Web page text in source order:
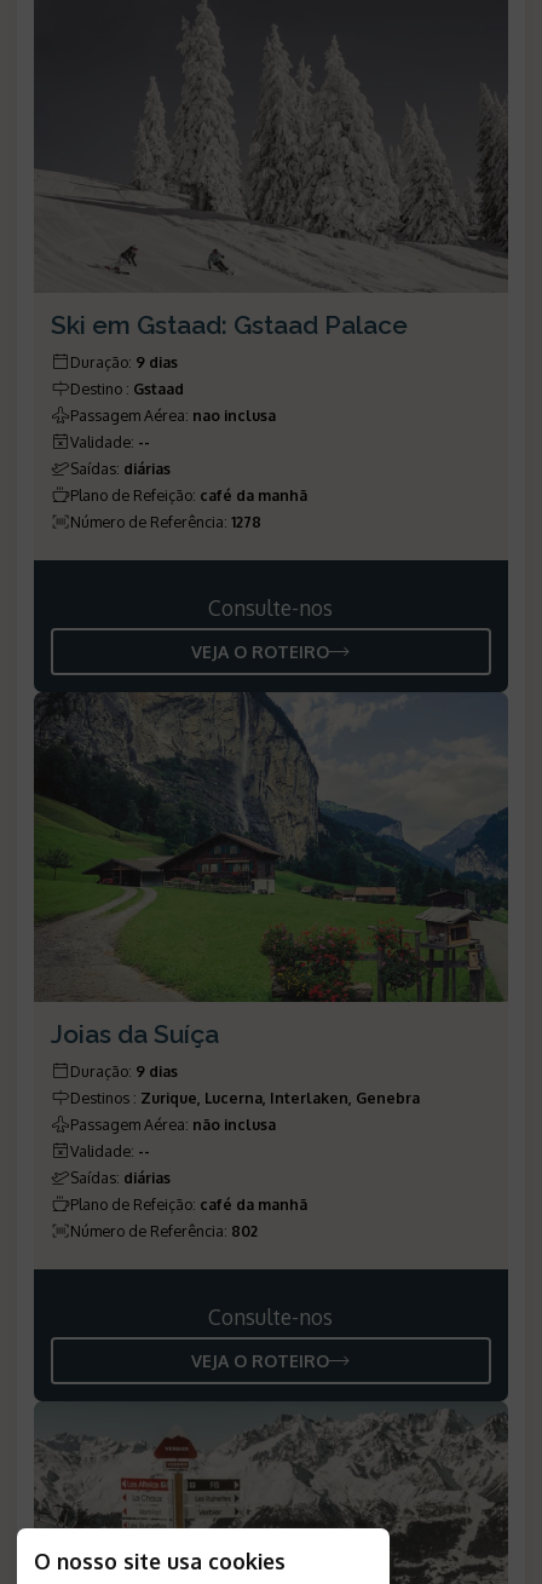
O nosso site usa cookies
Ski em Gstaad: Gstaad Palace
Duração: 9 dias
Destino : Gstaad
Passagem Aérea: nao inclusa
Validade: --
Saídas: diárias
Plano de Refeição: café da manhã
Número de Referência: 1278
Consulte-nos
VEJA O ROTEIRO
Joias da Suíça
Duração: 9 dias
Destinos : Zurique, Lucerna, Interlaken, Genebra
Passagem Aérea: não inclusa
Validade: --
Saídas: diárias
Plano de Refeição: café da manhã
Número de Referência: 802
Consulte-nos
VEJA O ROTEIRO